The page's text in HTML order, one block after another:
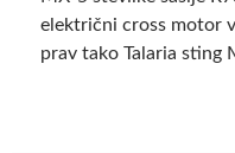
električni cross motor
prav tako Talaria sting